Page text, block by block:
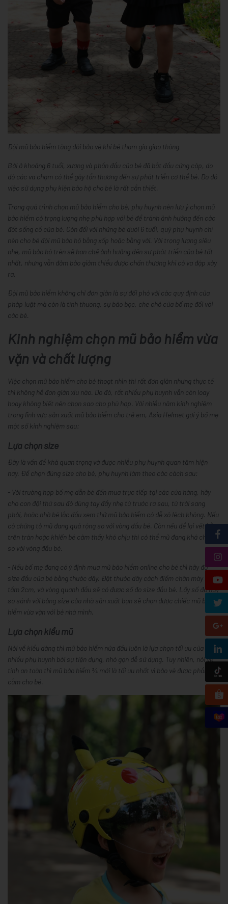
Đội mũ bảo hiểm tăng đôi bảo vệ khi bé tham gia giao thông
Bởi ở khoảng 6 tuổi, xương và phần đầu của bé đã bắt đầu cứng cáp, do
đó các va chạm có thể gây tổn thương đến sự phát triển cơ thể bé. Do đó
việc sử dụng phụ kiện bảo hộ cho bé là rất cần thiết.
Trong quá trình chọn mũ bảo hiểm cho bé, phụ huynh nên lưu ý chọn mũ
bảo hiểm có trọng lượng nhẹ phù hợp với bé để tránh ảnh hưởng đến các
đốt sống cổ của bé. Còn đối với những bé dưới 6 tuổi, quý phụ huynh chỉ
nên cho bé đội mũ bảo hộ bằng xốp hoặc bằng vải. Với trọng lượng siêu
nhẹ, mũ bảo hộ trên sẽ hạn chế ảnh hưởng đến sự phát triển của bé tốt
nhất, nhưng vẫn đảm bảo giảm thiểu được chấn thương khi có va đập xảy
ra.
Đội mũ bảo hiểm không chỉ đơn giản là sự đối phó với các quy định của
pháp luật mà còn là tình thương, sự bảo bọc, che chở của bố mẹ đối với
các bé.
Kinh nghiệm chọn mũ bảo hiểm vừa
vặn và chất lượng
Việc chọn mũ bảo hiểm cho bé thoạt nhìn thì rất đơn giản nhưng thực tế
thì không hề đơn giản xíu nào. Do đó, rất nhiều phụ huynh vẫn còn loay
hoay không biết nên chọn sao cho phù hợp. Với nhiều năm kinh nghiệm
trong lĩnh vực sản xuất mũ bảo hiểm cho trẻ em, Asia Helmet gợi ý bố mẹ
một số kinh nghiệm sau:
Lựa chọn size
Đây là vấn đề khá quan trọng và được nhiều phụ huynh quan tâm hiện
nay. Để chọn đúng size cho bé, phụ huynh làm theo các cách sau:
- Với trường hợp bố mẹ dẫn bé đến mua trực tiếp tại các cửa hàng, hãy
cho con đội thử sau đó dùng tay đẩy nhẹ từ trước ra sau, từ trái sang
phải, hoặc nhờ bé lắc đầu xem thử mũ bảo hiểm có dễ xô lệch không. Nếu
có chứng tỏ mũ đang quá rộng so với vòng đầu bé. Còn nếu để lại vết hằn
trên trán hoặc khiến bé cảm thấy khó chịu thì có thể mũ đang khá chật
so với vòng đầu bé.
- Nếu bố mẹ đang có ý định mua mũ bảo hiểm online cho bé thì hãy đo
size đầu của bé bằng thước dây. Đặt thước dây cách điểm chân mày bé
tầm 2cm, và vòng quanh đầu sẽ có được số đo size đầu bé. Lấy số đo này
so sánh với bảng size của nhà sản xuất bạn sẽ chọn được chiếc mũ bảo
hiểm vừa vặn với bé nhà mình.
Lựa chọn kiểu mũ
Nói về kiểu dáng thì mũ bảo hiểm nửa đầu luôn là lựa chọn tối ưu của
nhiều phụ huynh bởi sự tiện dụng, nhỏ gọn dễ sử dụng. Tuy nhiên, nói về
tính an toàn thì mũ bảo hiểm ¾ mới là tối ưu nhất vì bảo vệ được phần
cằm cho bé.